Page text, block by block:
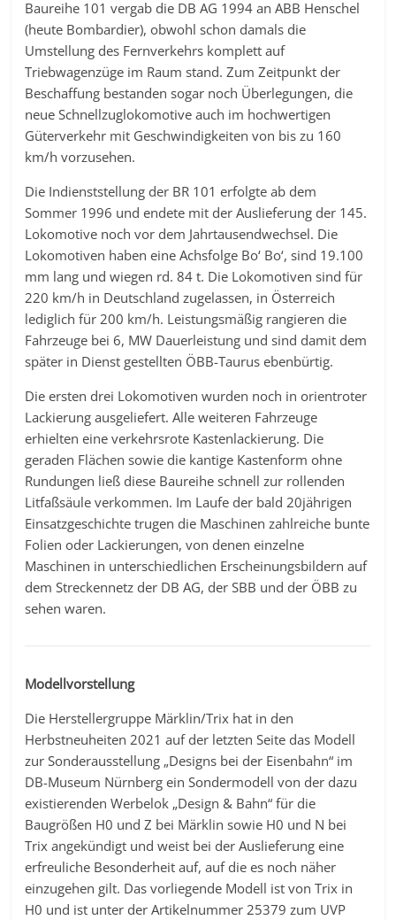
Baureihe 101 vergab die DB AG 1994 an ABB Henschel
(heute Bombardier), obwohl schon damals die
Umstellung des Fernverkehrs komplett auf
Triebwagenzüge im Raum stand. Zum Zeitpunkt der
Beschaffung bestanden sogar noch Überlegungen, die
neue Schnellzuglokomotive auch im hochwertigen
Güterverkehr mit Geschwindigkeiten von bis zu 160
km/h vorzusehen.
Die Indienststellung der BR 101 erfolgte ab dem
Sommer 1996 und endete mit der Auslieferung der 145.
Lokomotive noch vor dem Jahrtausendwechsel. Die
Lokomotiven haben eine Achsfolge Bo‘ Bo‘, sind 19.100
mm lang und wiegen rd. 84 t. Die Lokomotiven sind für
220 km/h in Deutschland zugelassen, in Österreich
lediglich für 200 km/h. Leistungsmäßig rangieren die
Fahrzeuge bei 6, MW Dauerleistung und sind damit dem
später in Dienst gestellten ÖBB-Taurus ebenbürtig.
Die ersten drei Lokomotiven wurden noch in orientroter
Lackierung ausgeliefert. Alle weiteren Fahrzeuge
erhielten eine verkehrsrote Kastenlackierung. Die
geraden Flächen sowie die kantige Kastenform ohne
Rundungen ließ diese Baureihe schnell zur rollenden
Litfaßsäule verkommen. Im Laufe der bald 20jährigen
Einsatzgeschichte trugen die Maschinen zahlreiche bunte
Folien oder Lackierungen, von denen einzelne
Maschinen in unterschiedlichen Erscheinungsbildern auf
dem Streckennetz der DB AG, der SBB und der ÖBB zu
sehen waren.
Modellvorstellung
Die Herstellergruppe Märklin/Trix hat in den
Herbstneuheiten 2021 auf der letzten Seite das Modell
zur Sonderausstellung „Designs bei der Eisenbahn“ im
DB-Museum Nürnberg ein Sondermodell von der dazu
existierenden Werbelok „Design & Bahn“ für die
Baugrößen H0 und Z bei Märklin sowie H0 und N bei
Trix angekündigt und weist bei der Auslieferung eine
erfreuliche Besonderheit auf, auf die es noch näher
einzugehen gilt. Das vorliegende Modell ist von Trix in
H0 und ist unter der Artikelnummer 25379 zum UVP